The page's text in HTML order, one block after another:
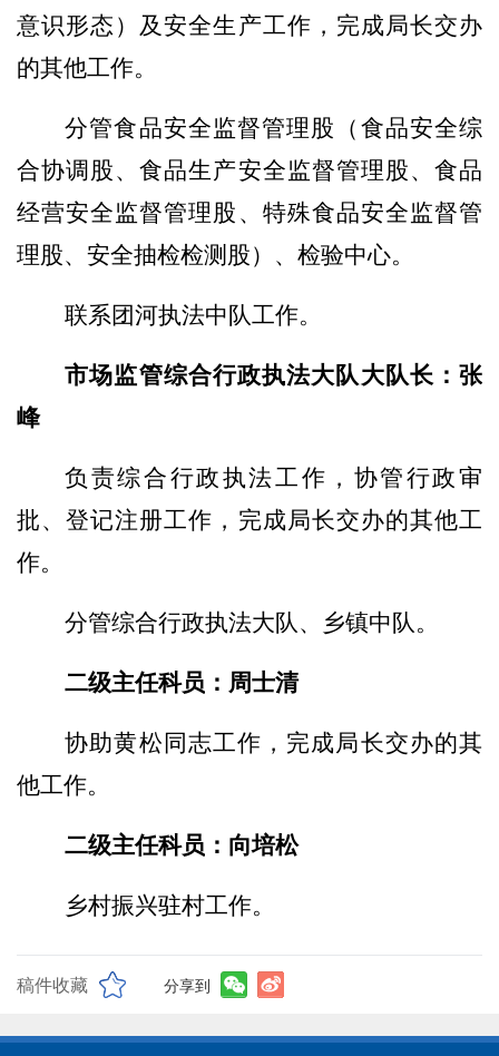
意识形态 ） 及安全生产工作，完成局长交办
的其他工作。
分管食品安全监督管理股（ 食品安全综
合协调股、食品生产安全监督管理股、食品
经营安全监督管理股、特殊食品安全监督管
理股、安全抽检检测股） 、 检验中心。
联系团河执法中队工作。
市场监管综合行政执法大队大队长 ：张
峰
负责综合行政执法工作 ，协管行政审
批、登记注册工作，完成局长交办的其他工
作。
分管综合行政执法大队、乡镇中队。
二级主任科员 ： 周士清
协助黄松同志工作，完成局长交办的其
他工作。
二级主任科员 ： 向培松
乡村振兴驻村工作。
稿件收藏 分享到